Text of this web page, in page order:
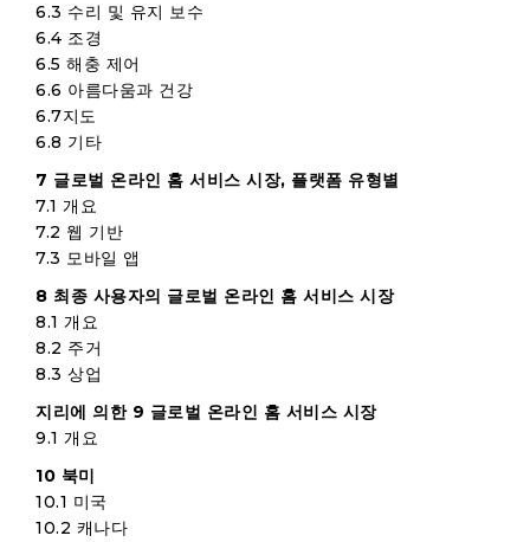
6.3 수리 및 유지 보수
6.4 조경
6.5 해충 제어
6.6 아름다움과 건강
6.7지도
6.8 기타
7 글로벌 온라인 홈 서비스 시장, 플랫폼 유형별
7.1 개요
7.2 웹 기반
7.3 모바일 앱
8 최종 사용자의 글로벌 온라인 홈 서비스 시장
8.1 개요
8.2 주거
8.3 상업
지리에 의한 9 글로벌 온라인 홈 서비스 시장
9.1 개요
10 북미
10.1 미국
10.2 캐나다